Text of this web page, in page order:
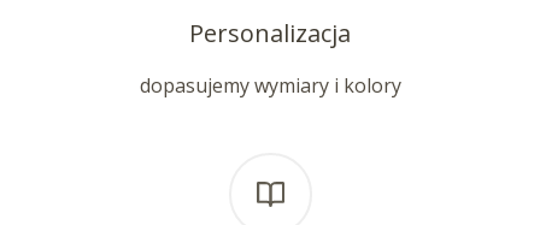
Personalizacja
dopasujemy wymiary i kolory